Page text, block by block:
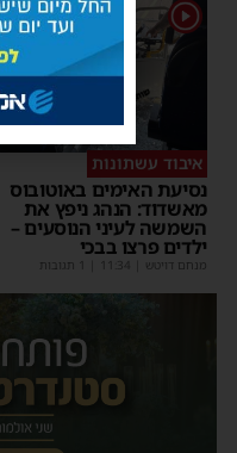
איבוד עשתונות
נסיעת האימים באוטובוס
מאשדוד: הנהג ניפץ את
השמשה לעיני הנוסעים –
ילדים פרצו בבכי
מנחם דויטש |
11:34 | 1 תגובות